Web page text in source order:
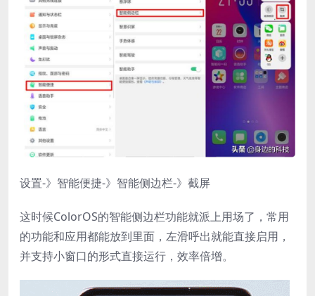
设置-》智能便捷-》智能侧边栏-》截屏
这时候ColorOS的智能侧边栏功能就派上用场了，常用
的功能和应用都能放到里面，左滑呼出就能直接启用，
并支持小窗口的形式直接运行，效率倍增。